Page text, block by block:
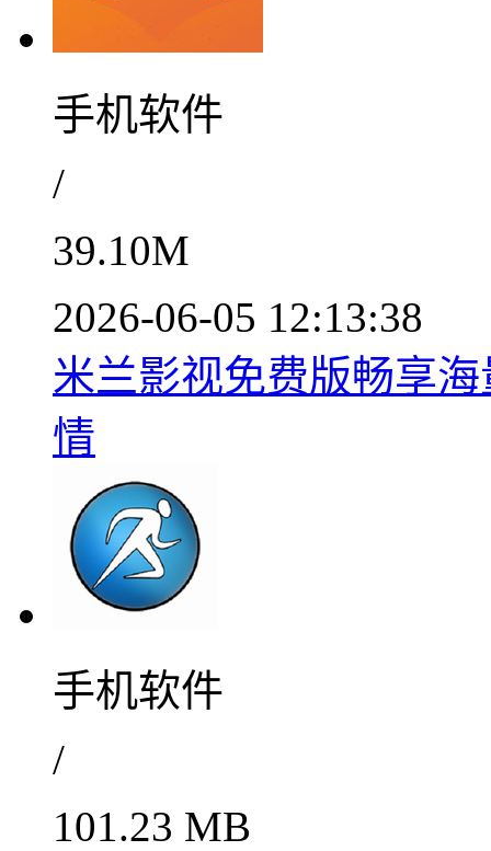
手机软件
/
39.10M
2026-06-05 12:13:38
米兰影视免费版畅享
情
手机软件
/
101.23 MB